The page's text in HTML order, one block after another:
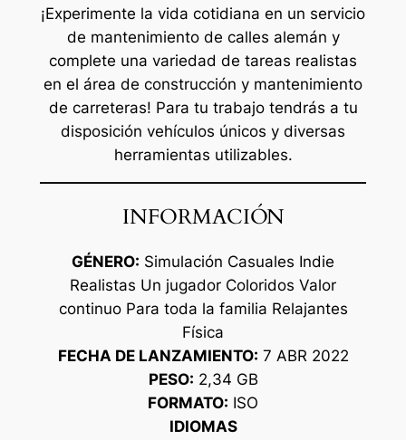
¡Experimente la vida cotidiana en un servicio
de mantenimiento de calles alemán y
complete una variedad de tareas realistas
en el área de construcción y mantenimiento
de carreteras! Para tu trabajo tendrás a tu
disposición vehículos únicos y diversas
herramientas utilizables.
INFORMACIÓN
GÉNERO: Simulación Casuales Indie
Realistas Un jugador Coloridos Valor
continuo Para toda la familia Relajantes
Física
FECHA DE LANZAMIENTO: 7 ABR 2022
PESO: 2,34 GB
FORMATO: ISO
IDIOMAS